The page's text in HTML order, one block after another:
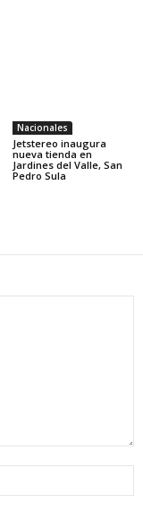
Nacionales
Jetstereo inaugura
nueva tienda en
Jardines del Valle, San
Pedro Sula